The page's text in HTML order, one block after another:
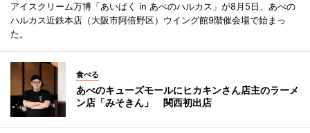
アイスクリーム万博「あいぱく in あべのハルカス」が8月5日、あべの
ハルカス近鉄本店（大阪市阿倍野区）ウイング館9階催会場で始まっ
た。
食べる
あべのキューズモールにヒカキンさん店主のラーメ
ン店「みそきん」 関西初出店